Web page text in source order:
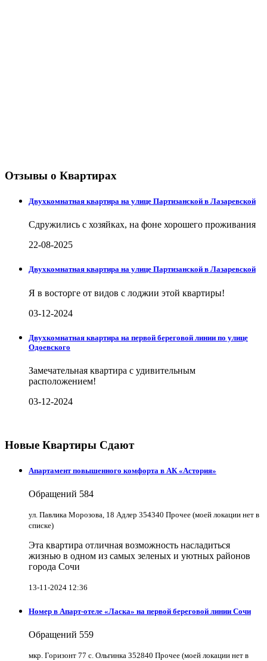
Отзывы о Квартирах
Двухкомнатная квартира на улице Партизанской в Лазаревской
Сдружились с хозяйках, на фоне хорошего проживания
22-08-2025
Двухкомнатная квартира на улице Партизанской в Лазаревской
Я в восторге от видов с лоджии этой квартиры!
03-12-2024
Двухкомнатная квартира на первой береговой линии по улице
Одоевского
Замечательная квартира с удивительным
расположением!
03-12-2024
Новые Квартиры Сдают
Апартамент повышенного комфорта в АК «Астория»
Обращений 584
ул. Павлика Морозова, 18 Адлер 354340 Прочее (моей локации нет в
списке)
Эта квартира отличная возможность насладиться
жизнью в одном из самых зеленых и уютных районов
города Сочи
13-11-2024 12:36
Номер в Апарт-отеле «Ласка» на первой береговой линии Сочи
Обращений 559
мкр. Горизонт 77 с. Ольгинка 352840 Прочее (моей локации нет в